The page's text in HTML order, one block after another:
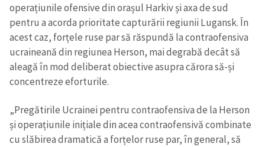
operațiunile ofensive din orașul Harkiv și axa de sud
pentru a acorda prioritate capturării regiunii Lugansk. În
acest caz, forțele ruse par să răspundă la contraofensiva
ucraineană din regiunea Herson, mai degrabă decât să
aleagă în mod deliberat obiective asupra cărora să-și
concentreze eforturile.
„Pregătirile Ucrainei pentru contraofensiva de la Herson
și operațiunile inițiale din acea contraofensivă combinate
cu slăbirea dramatică a forțelor ruse par, în general, să
Fotografie
+ Încarcă imagine